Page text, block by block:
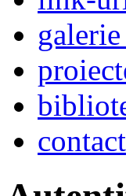
contact